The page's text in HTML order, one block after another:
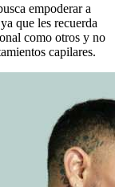
empoderar a
que les recuerda
como otros y no
capilares.